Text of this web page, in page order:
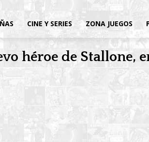
CINE Y SERIES ZONA JUEGOS
héroe de Stallone,